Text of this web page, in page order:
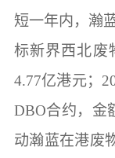
短一年内，瀚
标新界西北废
4.77亿港元；
DBO合约，金
动瀚蓝在港废